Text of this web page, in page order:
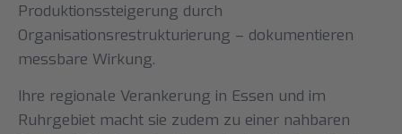
Produktionssteigerung durch
Organisationsrestrukturierung – dokumentieren
messbare Wirkung.
Ihre regionale Verankerung in Essen und im
Ruhrgebiet macht sie zudem zu einer nahbaren